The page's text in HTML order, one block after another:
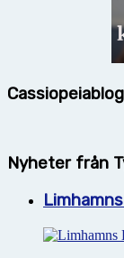
Nyheter från